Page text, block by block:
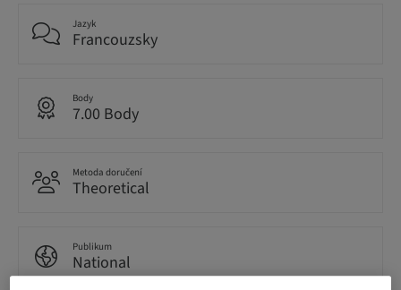
Jazyk
Francouzsky
Body
7.00 Body
Metoda doručení
Theoretical
Publikum
National